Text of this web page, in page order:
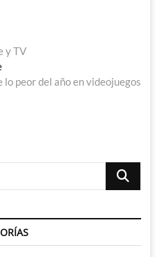
y TV
Entrada
siguiente:
lo peor del año en videojuegos
Buscar